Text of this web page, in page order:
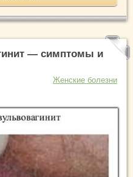
— симптомы и
Женские болезни